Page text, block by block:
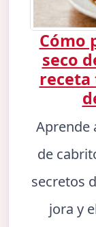
Cómo
seco
receta
Aprende
de
secretos
jora y